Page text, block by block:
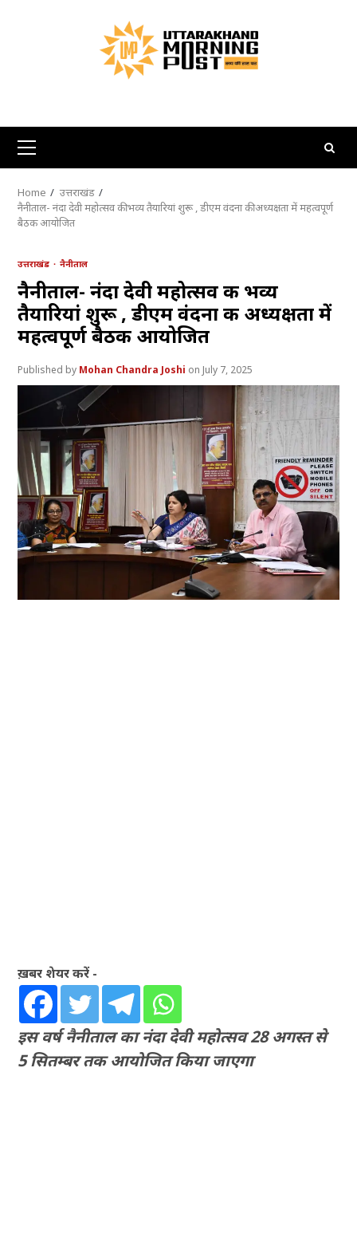
Primary
Menu
Home
उत्तराखंड
नैनीताल- नंदा देवी महोत्सव की भव्य तैयारियां शुरू , डीएम वंदना की अध्यक्षता में महत्वपूर्ण
बैठक आयोजित
उत्तराखंड नैनीताल
नैनीताल- नंदा देवी महोत्सव की भव्य
तैयारियां शुरू , डीएम वंदना की अध्यक्षता में
महत्वपूर्ण बैठक आयोजित
Mohan Chandra Joshi July 7, 2025
ख़बर शेयर करें -
इस वर्ष नैनीताल का नंदा देवी महोत्सव 28 अगस्त से
5 सितम्बर तक आयोजित किया जाएगा